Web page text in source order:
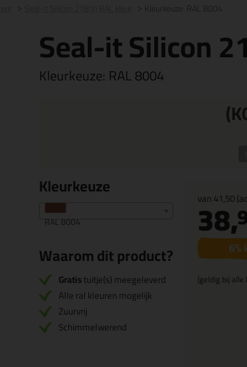
Kleurkeuze: RAL 8004
Seal-it Silicon
Kleurkeuze: RAL 8004
Kleurkeuze
RAL 8004
Waarom dit product?
Gratistuitje(s) meegeleverd
Alle ral kleuren mogelijk
Zuurvrij
Schimmelwerend
van41,50
38,
6
(geldig bij